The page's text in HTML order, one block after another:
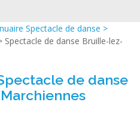
Spectacle de danse >
Spectacle de danse Bruille-lez-
de danse